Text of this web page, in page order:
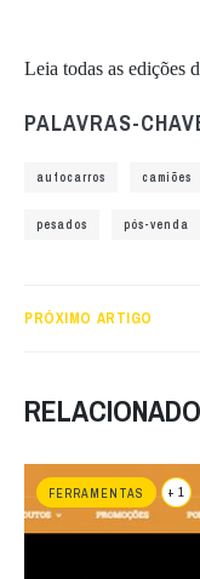
Leia todas as edições
PALAVRAS-
autocarros camiões
pesados pós-venda
PRÓXIMO ARTIGO
FERRAMENTAS + 1